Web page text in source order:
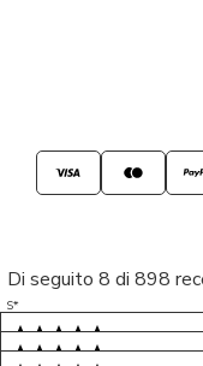
Di seguito 8 di 898
S*
LP
M*